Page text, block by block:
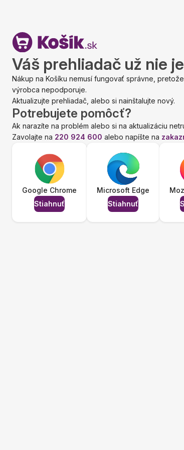
Váš prehliadač už nie
Nákup na Košíku nemusí fungovať správne,
výrobca nepodporuje.
Aktualizujte prehliadač, alebo si nainštalujte nový.
Potrebujete pomôcť?
Ak narazíte na problém alebo si na aktualizáciu
Zavolajte na 220 924 600 alebo napíšte na
Google Chrome
Stiahnuť
Microsoft Edge
Stiahnuť